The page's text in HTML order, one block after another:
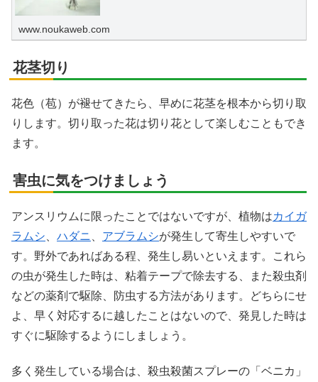
www.noukaweb.com
花茎切り
花色（苞）が褪せてきたら、早めに花茎を根本から切り取
りします。切り取った花は切り花として楽しむこともでき
ます。
害虫に気をつけましょう
アンスリウムに限ったことではないですが、植物はカイガ
ラムシ
ハダニ アブラムシが発生して寄生しやすいで
す。野外であればある程、発生し易いといえます。これら
の虫が発生した時は、粘着テープで除去する、また殺虫剤
などの薬剤で駆除、防虫する方法があります。どちらにせ
よ、早く対応するに越したことはないので、発見した時は
すぐに駆除するようにしましょう。
多く発生している場合は、殺虫殺菌スプレーの「ベニカ」